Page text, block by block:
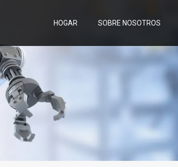
HOGAR SOBRE NOSOTROS